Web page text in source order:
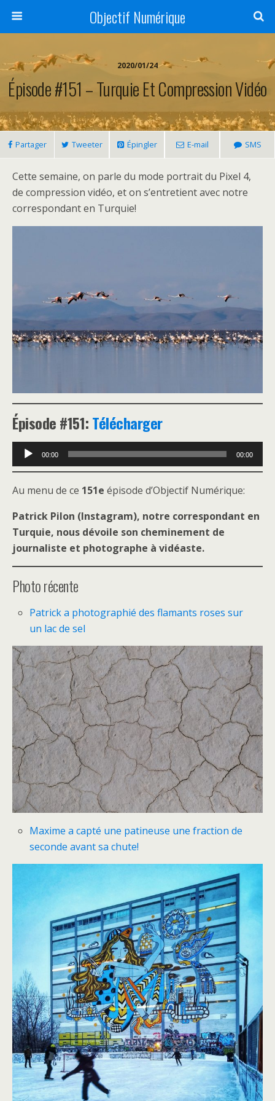
Objectif Numérique
2020/01/24
Épisode #151 – Turquie Et Compression Vidéo
Partager Tweeter Épingler E-mail SMS
Cette semaine, on parle du mode portrait du Pixel 4,
de compression vidéo, et on s’entretient avec notre
correspondant en Turquie!
Épisode #151:Télécharger
Lecteur
audio
00:00 00:00
Au menu de ce 151e épisode d’Objectif Numérique:
Patrick Pilon (Instagram), notre correspondant en
Turquie, nous dévoile son cheminement de
journaliste et photographe à vidéaste.
Photo récente
Patrick a photographié des flamants roses sur
un lac de sel
Maxime a capté une patineuse une fraction de
seconde avant sa chute!